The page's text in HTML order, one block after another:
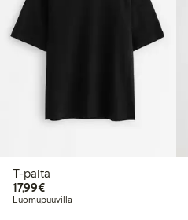
T-paita
17,99€17,99 €
Luomupuuvilla